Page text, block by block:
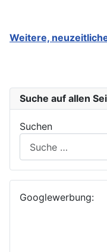
Weitere,
Suche auf allen
Suchen
Googlewerbung: